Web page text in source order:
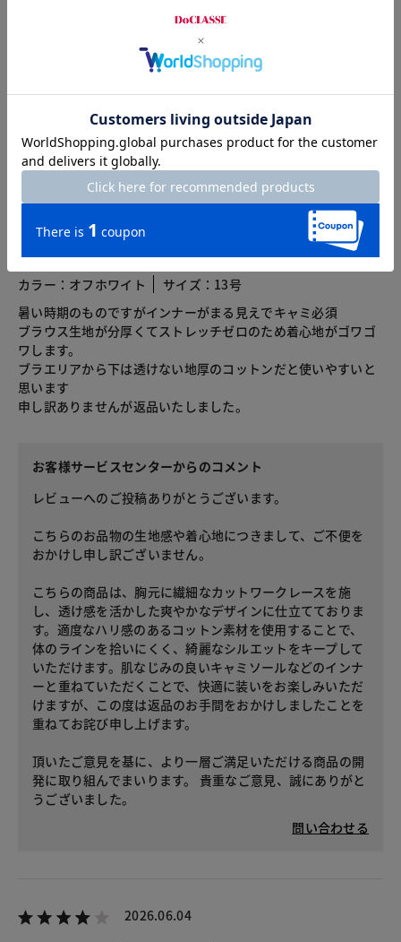
3.4 7レビュー
ダンシャリーナ 身長168cm 体型大柄
カラー：オフホワイト
サイズ：13号
暑い時期のものですがインナーがまる見えでキャミ必須
ブラウス生地が分厚くてストレッチゼロのため着心地がゴワゴ
ワします。
ブラエリアから下は透けない地厚のコットンだと使いやすいと
思います
申し訳ありませんが返品いたしました。
お客様サービスセンターからのコメント
レビューへのご投稿ありがとうございます。
こちらのお品物の生地感や着心地につきまして、ご不便を
おかけし申し訳ございません。
こちらの商品は、胸元に繊細なカットワークレースを施
し、透け感を活かした爽やかなデザインに仕立てておりま
す。適度なハリ感のあるコットン素材を使用することで、
体のラインを拾いにくく、綺麗なシルエットをキープして
いただけます。肌なじみの良いキャミソールなどのインナ
ーと重ねていただくことで、快適に装いをお楽しみいただ
けますが、この度は返品のお手間をおかけしましたことを
重ねてお詫び申し上げます。
頂いたご意見を基に、より一層ご満足いただける商品の開
発に取り組んでまいります。 貴重なご意見、誠にありがと
うございました。
問い合わせる
2026.06.04